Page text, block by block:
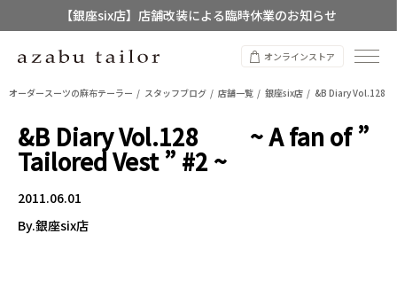
【店舗限定】レディースオーダースーツ
8/12~8/16 夏季休業のお知らせオンラインストア
オーダースーツの麻布テーラー スタッフブログ 店舗一覧 銀座six店 &B Diary Vol.128
&B Diary Vol.128 ~ A fan of ”
Tailored Vest ” #2 ~
2011.06.01
By.銀座six店